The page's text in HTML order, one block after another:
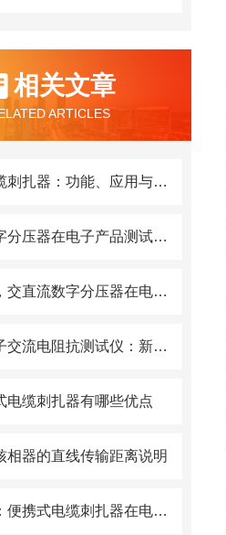
相关文章
ARTICLES
便携式电缆刺扎器：功能、应用与优势
交直流数字分压器在电子产品测试领域的广泛应用与技术创新
准确测量，交直流数字分压器在电力检测中的核心应用与性能优化
发电机转子交流电阻抗测试仪：新一代智能化测量仪器
电缆刺扎器有哪些优点
相器的直线传输距离说明
行业推荐：便携式电缆刺扎器在电缆工程中的应用